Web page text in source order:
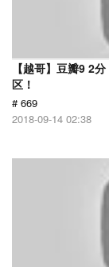
【越哥】豆瓣9 2
区！
# 669
2018-09-14 02:38